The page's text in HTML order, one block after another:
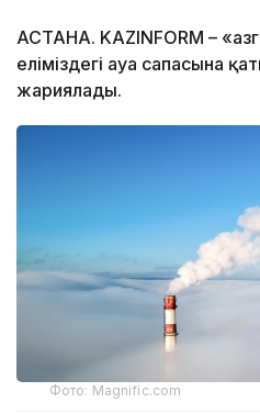
АСТАНА. KAZINFORM –
еліміздегі ауа сапасына
жариялады.
Фото: Magnific.com